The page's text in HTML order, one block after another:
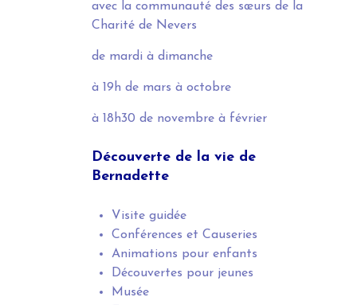
avec la communauté des sœurs de la
Charité de Nevers
de mardi à dimanche
à 19h de mars à octobre
à 18h30 de novembre à février
Découverte de la vie de
Bernadette
Visite guidée
Conférences et Causeries
Animations pour enfants
Découvertes pour jeunes
Musée